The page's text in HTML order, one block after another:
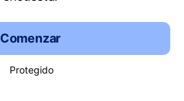
Comenzar
Protegido